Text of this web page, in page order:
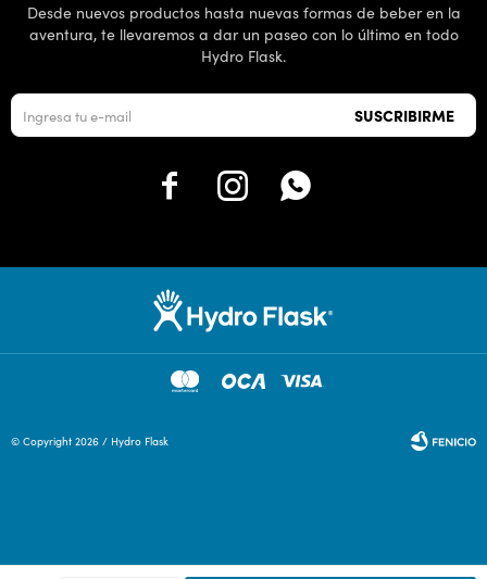
Desde nuevos productos hasta nuevas formas de beber en la
aventura, te llevaremos a dar un paseo con lo último en todo
Hydro Flask.
SUSCRIBIRME
  
© Copyright 2026 / Hydro Flask